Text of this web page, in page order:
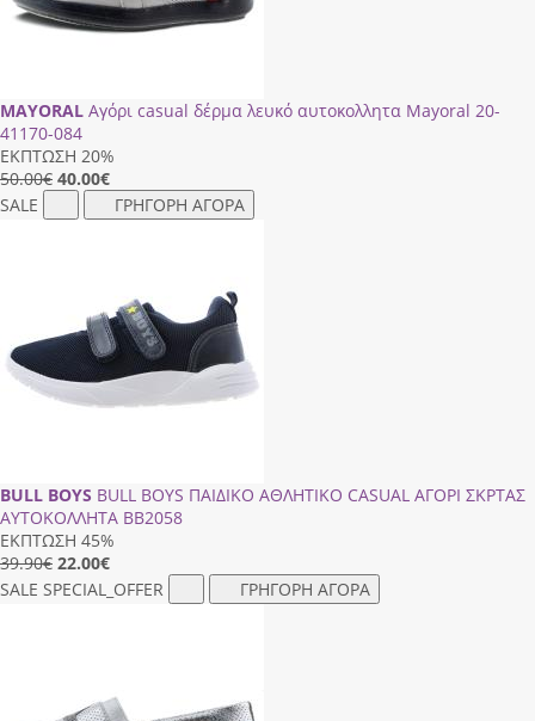
MAYORAL Αγόρι casual δέρμα λευκό αυτοκολλητα Mayoral 20-
41170-084
ΕΚΠΤΩΣΗ 20%
50.00€ 40.00€
SALE
ΓΡΗΓΟΡΗ ΑΓΟΡΑ
BULL BOYS BULL BOYS ΠΑΙΔΙΚΟ ΑΘΛΗΤΙΚΟ CASUAL ΑΓΟΡΙ ΣΚΡΤΑΣ
ΑΥΤΟΚΟΛΛΗΤΑ ΒΒ2058
ΕΚΠΤΩΣΗ 45%
39.90€ 22.00€
SALE SPECIAL_OFFER ΓΡΗΓΟΡΗ ΑΓΟΡΑ